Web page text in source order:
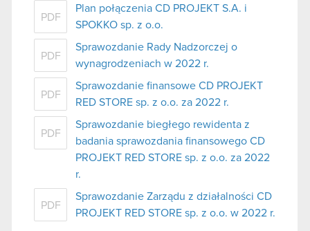
PDF
Plan połączenia CD PROJEKT S.A. i
SPOKKO sp. z o.o.
PDF
Sprawozdanie Rady Nadzorczej o
wynagrodzeniach w 2022 r.
PDF
Sprawozdanie finansowe CD PROJEKT
RED STORE sp. z o.o. za 2022 r.
PDF
Sprawozdanie biegłego rewidenta z
badania sprawozdania finansowego CD
PROJEKT RED STORE sp. z o.o. za 2022
r.
PDF
Sprawozdanie Zarządu z działalności CD
PROJEKT RED STORE sp. z o.o. w 2022 r.